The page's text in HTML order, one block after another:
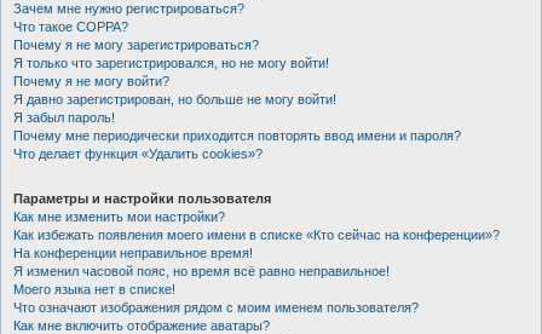
Зачем мне нужно регистрироваться?
Что такое COPPA?
Почему я не могу зарегистрироваться?
Я только что зарегистрировался, но не могу войти!
Почему я не могу войти?
Я давно зарегистрирован, но больше не могу войти!
Я забыл пароль!
Почему мне периодически приходится повторять ввод имени и пароля?
Что делает функция «Удалить cookies»?
Параметры и настройки пользователя
Как мне изменить мои настройки?
Как избежать появления моего имени в списке «Кто сейчас на конференции»?
На конференции неправильное время!
Я изменил часовой пояс, но время всё равно неправильное!
Моего языка нет в списке!
Что означают изображения рядом с моим именем пользователя?
Как мне включить отображение аватары?